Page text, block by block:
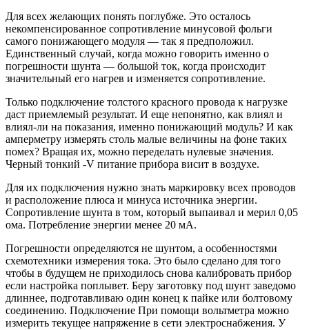
Для всех желающих понять поглубже. Это осталось
некомпенсированное сопротивление минусовой фольги
самого понижающего модуля — так я предположил.
Единственный случай, когда можно говорить именно о
погрешности шунта — большой ток, когда происходит
значительный его нагрев и изменяется сопротивление.
Только подключение толстого красного провода к нагрузке
даст приемлемый результат. И еще непонятно, как влиял и
влиял-ли на показания, именно понижающий модуль? И как
амперметру измерять столь малые величины на фоне таких
помех? Вращая их, можно переделать нулевые значения.
Черный тонкий -V питание прибора висит в воздухе.
Для их подключения нужно знать маркировку всех проводов
и расположение плюса и минуса источника энергии.
Сопротивление шунта в том, который выпаивал и мерил 0,05
ома. Потребление энергии менее 20 мА.
Погрешности определяются не шунтом, а особенностями
схемотехники измерения тока. Это было сделано для того
чтобы в будущем не приходилось снова калибровать прибор
если настройка поплывет. Беру заготовку под шунт заведомо
длиннее, подготавливаю один конец к пайке или болтовому
соединению. Подключение При помощи вольтметра можно
измерить текущее напряжение в сети электроснабжения. У